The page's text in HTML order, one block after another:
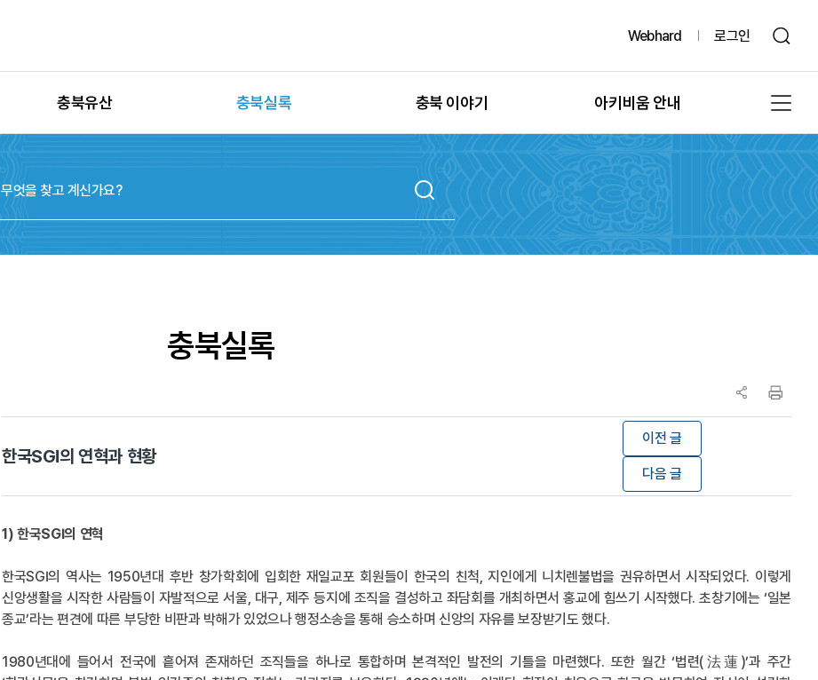
Webhard 로그인
충북유산
유산별 보수정비
충북실록 충북 이야기
그때, 그 시절의 충북
또 다른 기록, 발굴
문화유산의 과거여행
아키비움 안내
공지사항
아키비움 소개
이용방법
충북실록
한국SGI의 연혁과 현황
이전 글
다음 글
1) 한국SGI의 연혁
한국SGI의 역사는 1950년대 후반 창가학회에 입회한 재일교포 회원들이 한국의 친척, 지인에게 니치렌불법을 권유하면서 시작되었다. 이렇게
신앙생활을 시작한 사람들이 자발적으로 서울, 대구, 제주 등지에 조직을 결성하고 좌담회를 개최하면서 홍교에 힘쓰기 시작했다. 초창기에는 ‘일본
종교’라는 편견에 따른 부당한 비판과 박해가 있었으나 행정소송을 통해 승소하며 신앙의 자유를 보장받기도 했다.
1980년대에 들어서 전국에 흩어져 존재하던 조직들을 하나로 통합하며 본격적인 발전의 기틀을 마련했다. 또한 월간 ‘법련(法蓮)’과 주간